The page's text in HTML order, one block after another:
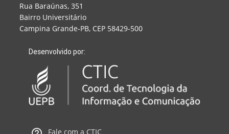
Rua Baraúnas, 351
Bairro Universitário
Campina Grande-PB, CEP 58429-500
Desenvolvido por:
Fale com a CTIC